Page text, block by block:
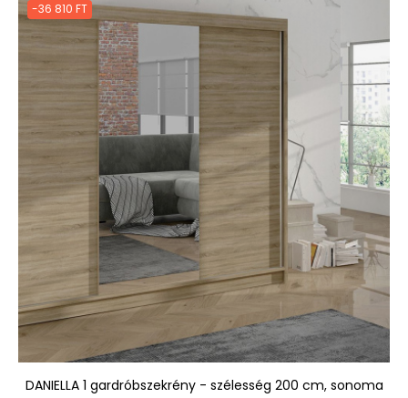
-36 810 FT
DANIELLA 1 gardróbszekrény - szélesség 200 cm, sonoma